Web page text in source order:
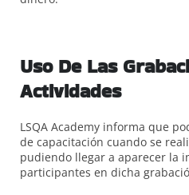
Uso De Las
Actividades
LSQA Academy informa que
de capacitación cuando se
pudiendo llegar a aparecer la
participantes en dicha